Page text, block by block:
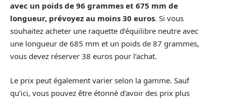
avec un poids de 96 grammes et 675 mm de
longueur, prévoyez au moins 30 euros. Si vous
souhaitez acheter une raquette d’équilibre neutre avec
une longueur de 685 mm et un poids de 87 grammes,
vous devez réserver 38 euros pour l’achat.
Le prix peut également varier selon la gamme. Sauf
qu’ici, vous pouvez être étonné d’avoir des prix plus